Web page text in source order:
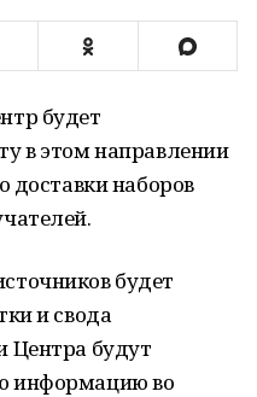
будет
в этом направлении
доставки наборов
будет
и свода
Центра будут
информацию во